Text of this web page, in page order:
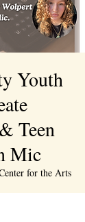
Youth
Teen
Mic
for the Arts